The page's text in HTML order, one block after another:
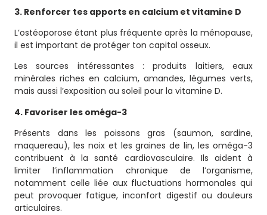
3. Renforcer tes apports en calcium et vitamine D
L’ostéoporose étant plus fréquente après la ménopause,
il est important de protéger ton capital osseux.
Les sources intéressantes : produits laitiers, eaux
minérales riches en calcium, amandes, légumes verts,
mais aussi l’exposition au soleil pour la vitamine D.
4. Favoriser les oméga-3
Présents dans les poissons gras (saumon, sardine,
maquereau), les noix et les graines de lin, les oméga-3
contribuent à la santé cardiovasculaire. Ils aident à
limiter l’inflammation chronique de l’organisme,
notamment celle liée aux fluctuations hormonales qui
peut provoquer fatigue, inconfort digestif ou douleurs
articulaires.